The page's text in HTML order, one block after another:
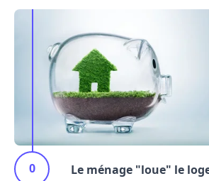
Le ménage "loue" le